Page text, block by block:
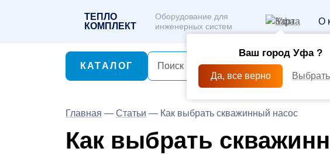
ТЕПЛО
КОМПЛЕКТ
Оборудование для
инженерных систем
Уфа
Ваш город Уфа ?
Да, все верно
О
КАТАЛОГ
Главная — Статьи — Как выбрать скважинный насос
Как выбрать